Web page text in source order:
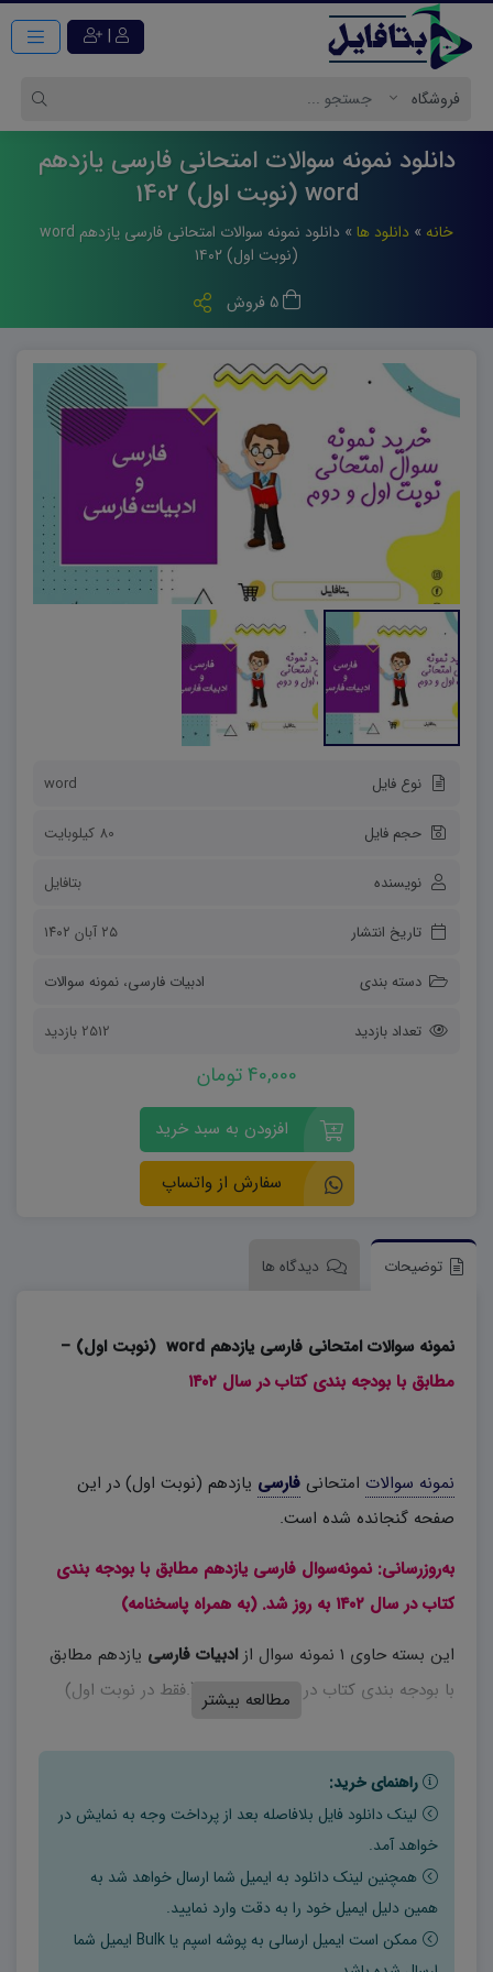
|
دانلود نمونه سوالات امتحانی فارسی یازدهم
word (نوبت اول) 1402
خانه » دانلود ها »
دانلود نمونه سوالات امتحانی فارسی یازدهم word
(نوبت اول) ۱۴۰۲
5 فروش
نوع فایل word
حجم فایل 80 کیلوبایت
نویسنده بتافایل
تاریخ انتشار ۲۵ آبان ۱۴۰۲
دسته بندی ادبیات فارسی، نمونه سوالات
تعداد بازدید 2512 بازدید
40,000 تومان
افزودن به سبد خرید
سفارش از واتساپ
توضیحات دیدگاه ها
نمونه سوالات امتحانی فارسی یازدهم word (نوبت اول) –
مطابق با بودجه بندی کتاب در سال ۱۴۰۲
نمونه سوالات امتحانی فارسی یازدهم (نوبت اول) در این
صفحه گنجانده شده است.
به‌روزرسانی: نمونه‌سوال فارسی یازدهم مطابق با بودجه بندی
کتاب در سال ۱۴۰۲ به روز شد. (به همراه پاسخنامه)
این بسته حاوی ۱ نمونه سوال از
ادبیات فارسی یازدهم مطابق
با بودجه بندی کتاب در سال ۱۴۰۱ است (.فقط در نوبت اول)مطالعه بیشتر
راهنمای خرید:
لینک دانلود فایل بلافاصله بعد از پرداخت وجه به نمایش در
خواهد آمد.
همچنین لینک دانلود به ایمیل شما ارسال خواهد شد به
همین دلیل ایمیل خود را به دقت وارد نمایید.
ممکن است ایمیل ارسالی به پوشه اسپم یا Bulk ایمیل شما